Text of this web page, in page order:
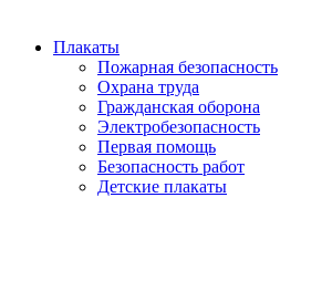
Плакаты
Пожарная безопасность
Охрана труда
Гражданская оборона
Электробезопасность
Первая помощь
Безопасность работ
Детские плакаты